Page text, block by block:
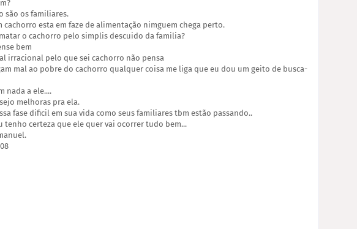
são os familiares.
cachorro esta em faze de alimentação nimguem chega perto.
o cachorro pelo simplis descuido da familia?
bem
irracional pelo que sei cachorro não pensa
mal ao pobre do cachorro qualquer coisa me liga que eu dou um geito de busca-
nada a ele....
melhoras pra ela.
fase dificil em sua vida como seus familiares tbm estão passando..
tenho certeza que ele quer vai ocorrer tudo bem...